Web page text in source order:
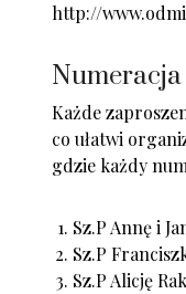
http://
Każde
co ułatwi
gdzie każdy
Sz.P Annę i
Sz.P
Sz.P Alicję